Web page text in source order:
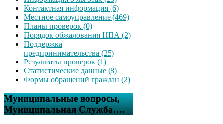
Контактная информация (6)
Местное самоуправление (469)
Планы проверок (0)
Порядок обжалования НПА (2)
Поддержка
предпринимательства (25)
Результаты проверок (1)
Статистические данные (8)
Формы обращений граждан (2)
Муниципальные вопросы,
Муниципальная Служба….